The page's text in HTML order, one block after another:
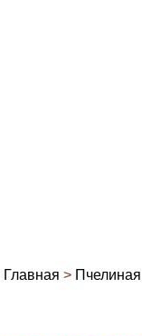
Главная >